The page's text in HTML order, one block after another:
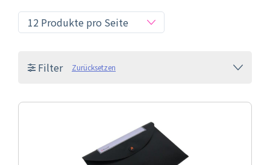
Filter Zurücksetzen